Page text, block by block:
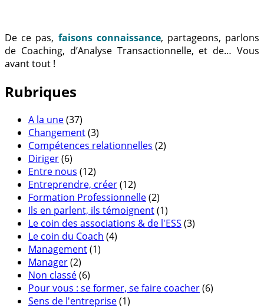
De ce pas, faisons connaissance, partageons, parlons
de Coaching, d’Analyse Transactionnelle, et de… Vous
avant tout !
Rubriques
A la une(37)
Changement(3)
Compétences relationnelles (2)
Diriger(6)
Entre nous (12)
Entreprendre, créer(12)
Formation Professionnelle(2)
Ils en parlent, ils témoignent(1)
Le coin des associations & de l'ESS (3)
Le coin du Coach (4)
Management(1)
Manager(2)
Non classé(6)
Pour vous : se former, se faire coacher(6)
Sens de l'entreprise(1)